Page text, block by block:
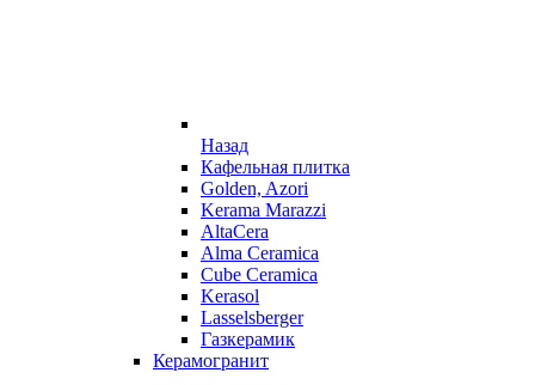
Назад
Кафельная плитка
Golden, Azori
Kerama Marazzi
AltaCera
Alma Ceramica
Cube Ceramica
Kerasol
Lasselsberger
Газкерамик
Керамогранит